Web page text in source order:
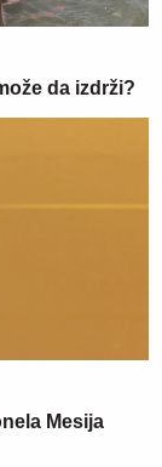
da izdrži?
Mesija